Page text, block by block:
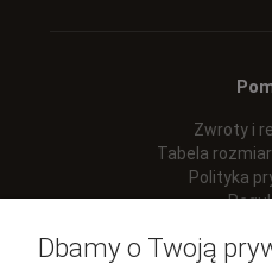
Zwroty i
Tabela
Polityka
Dbamy o Twoją